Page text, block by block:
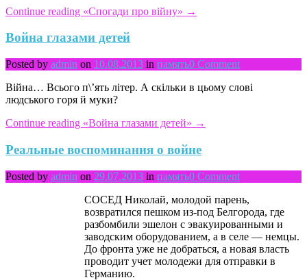
Continue reading «Спогади про війну» →
Война глазами детей
Posted by admin on 10.08.2013 in память0 Comment
Війна… Всього п\’ять літер. А скільки в цьому слові
людського горя й муки?
Continue reading «Война глазами детей» →
Реальные воспоминания о войне
Posted by admin on 29.07.2013 in память0 Comment
СОСЕД Николай, молодой парень,
возвратился пешком из-под Белгорода, где
разбомбили эшелон с эвакуированными и
заводским оборудованием, а в селе — немцы.
До фронта уже не добраться, а новая власть
проводит учет молодежи для отправки в
Германию.